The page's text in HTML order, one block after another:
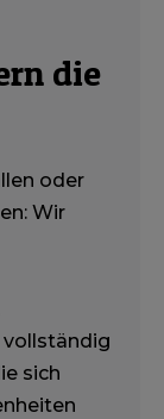
die
oder
Wir
vollständig
sich